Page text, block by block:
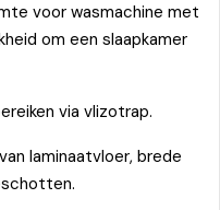
voor wasmachine met
om een slaapkamer
via vlizotrap.
laminaatvloer, brede